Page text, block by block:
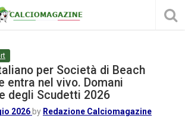
per Società di Beach
entra nel vivo. Domani
degli Scudetti 2026
2026 by Redazione Calciomagazine